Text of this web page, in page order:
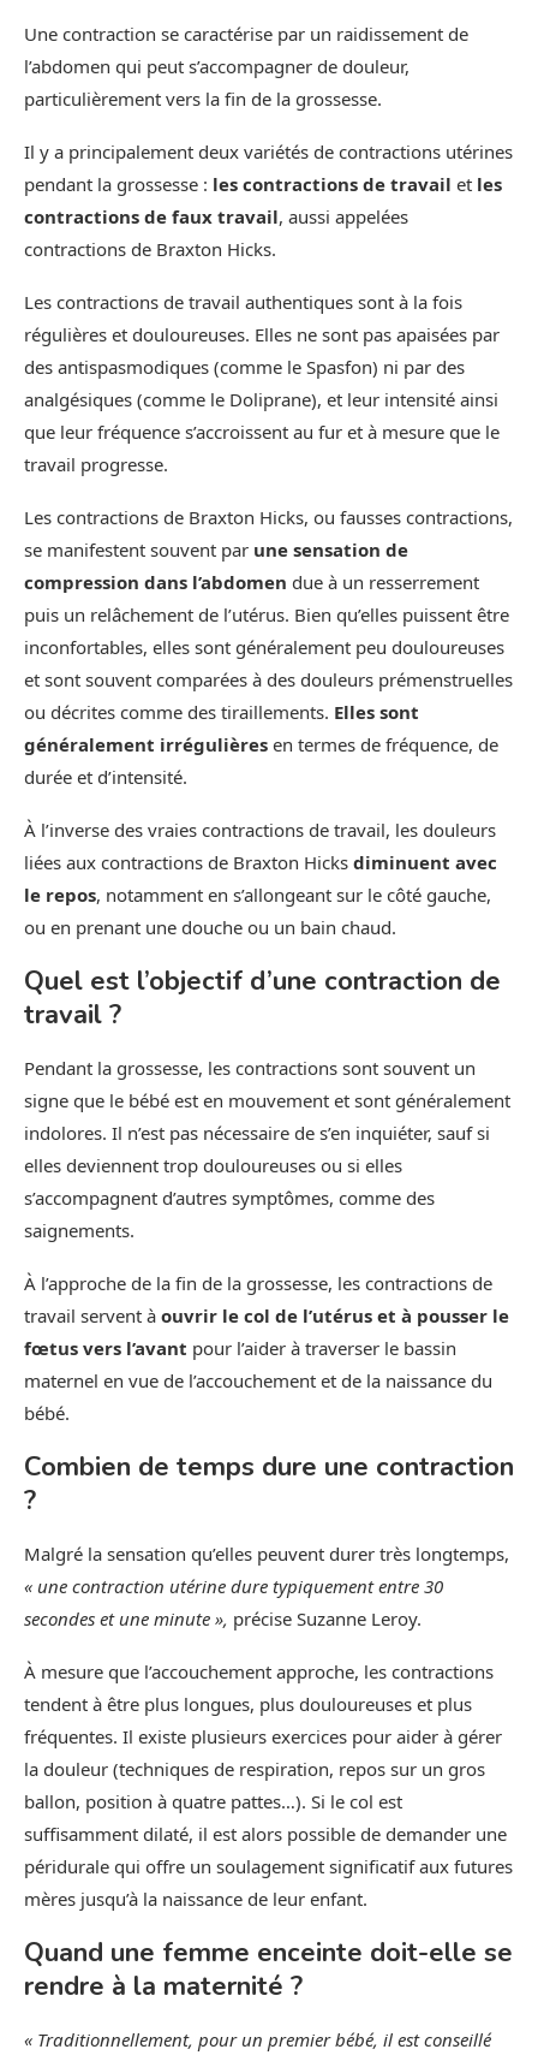
Une contraction se caractérise par un raidissement de
l’abdomen qui peut s’accompagner de douleur,
particulièrement vers la fin de la grossesse.
Il y a principalement deux variétés de contractions utérines
pendant la grossesse : les contractions de travail et les
contractions de faux travail, aussi appelées
contractions de Braxton Hicks.
Les contractions de travail authentiques sont à la fois
régulières et douloureuses. Elles ne sont pas apaisées par
des antispasmodiques (comme le Spasfon) ni par des
analgésiques (comme le Doliprane), et leur intensité ainsi
que leur fréquence s’accroissent au fur et à mesure que le
travail progresse.
Les contractions de Braxton Hicks, ou fausses contractions,
se manifestent souvent par une sensation de
compression dans l’abdomen due à un resserrement
puis un relâchement de l’utérus. Bien qu’elles puissent être
inconfortables, elles sont généralement peu douloureuses
et sont souvent comparées à des douleurs prémenstruelles
ou décrites comme des tiraillements. Elles sont
généralement irrégulières en termes de fréquence, de
durée et d’intensité.
À l’inverse des vraies contractions de travail, les douleurs
liées aux contractions de Braxton Hicks diminuent avec
le repos, notamment en s’allongeant sur le côté gauche,
ou en prenant une douche ou un bain chaud.
Quel est l’objectif d’une contraction de
travail ?
Pendant la grossesse, les contractions sont souvent un
signe que le bébé est en mouvement et sont généralement
indolores. Il n’est pas nécessaire de s’en inquiéter, sauf si
elles deviennent trop douloureuses ou si elles
s’accompagnent d’autres symptômes, comme des
saignements.
À l’approche de la fin de la grossesse, les contractions de
travail servent à ouvrir le col de l’utérus et à pousser le
fœtus vers l’avant pour l’aider à traverser le bassin
maternel en vue de l’accouchement et de la naissance du
bébé.
Combien de temps dure une contraction
?
Malgré la sensation qu’elles peuvent durer très longtemps,
« une contraction utérine dure typiquement entre 30
secondes et une minute », précise Suzanne Leroy.
À mesure que l’accouchement approche, les contractions
tendent à être plus longues, plus douloureuses et plus
fréquentes. Il existe plusieurs exercices pour aider à gérer
la douleur (techniques de respiration, repos sur un gros
ballon, position à quatre pattes…). Si le col est
suffisamment dilaté, il est alors possible de demander une
péridurale qui offre un soulagement significatif aux futures
mères jusqu’à la naissance de leur enfant.
Quand une femme enceinte doit-elle se
rendre à la maternité ?
« Traditionnellement, pour un premier bébé, il est conseillé